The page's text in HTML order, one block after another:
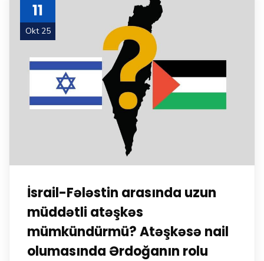
11
Okt 25
İsrail-Fələstin arasında uzun
müddətli atəşkəs
mümkündürmü? Atəşkəsə nail
olumasında Ərdoğanın rolu